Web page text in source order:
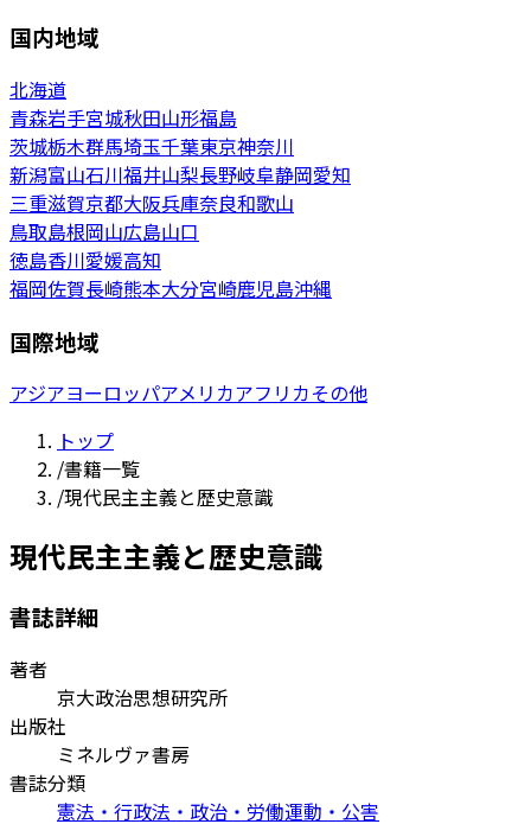
国内地域
北海道
青森岩手宮城秋田山形福島
茨城栃木群馬埼玉千葉東京神奈川
新潟富山石川福井山梨長野岐阜静岡愛知
三重滋賀京都大阪兵庫奈良和歌山
鳥取島根岡山広島山口
徳島香川愛媛高知
福岡佐賀長崎熊本大分宮崎鹿児島沖縄
国際地域
アジアヨーロッパアメリカアフリカその他
トップ
/書籍一覧
/現代民主主義と歴史意識
現代民主主義と歴史意識
書誌詳細
著者
京大政治思想研究所
出版社
ミネルヴァ書房
書誌分類
憲法・行政法・政治・労働運動・公害